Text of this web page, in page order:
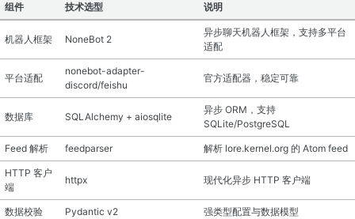
组件 技术选型 说明
机器人框架 NoneBot 2
异步聊天机器人框架，支持多平台
适配
平台适配
nonebot-adapter-
discord/feishu
官方适配器，稳定可靠
数据库 SQLAlchemy + aiosqlite
异步 ORM，支持
SQLite/PostgreSQL
Feed 解析 feedparser 解析 lore.kernel.org 的 Atom feed
HTTP 客户
端
httpx 现代化异步 HTTP 客户端
数据校验 Pydantic v2 强类型配置与数据模型